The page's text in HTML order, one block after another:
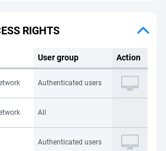
RIGHTS
User group Action
Authenticated users
All
Authenticated users